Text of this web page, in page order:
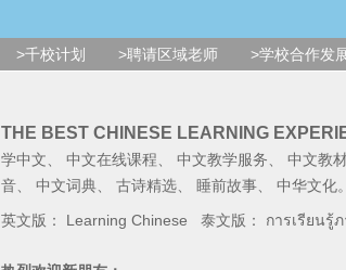
>千校计划 >聘请区域老师 >学校合作发
THE BEST CHINESE LEARNING
学中文 中文在线课程 中文教学服务 中文教
音
中文词典 古诗精选 睡前故事 中华文化。
英文版： Learning Chinese 泰文版： การเรียนรู้